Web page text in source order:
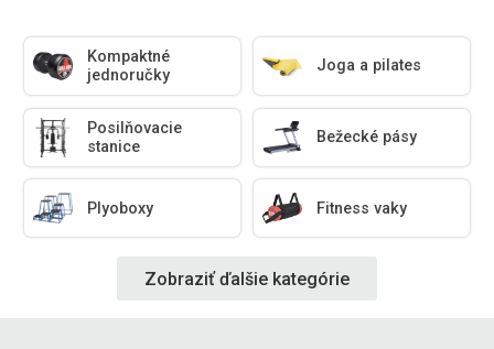
Kompaktné
jednoručky
Joga a pilates
Posilňovacie
stanice
Bežecké pásy
Plyoboxy Fitness vaky
Zobraziť ďalšie kategórie